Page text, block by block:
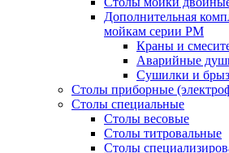
Дополнительная
мойкам серии РМ
Краны и
Аварийные
Сушилки и
Столы приборные
Столы специальные
Столы весовые
Столы титровальные
Столы